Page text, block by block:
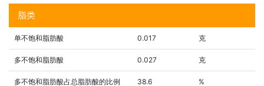
脂类
单不饱和脂肪酸 0.017 克
多不饱和脂肪酸 0.027 克
多不饱和脂肪酸占总脂肪酸的比例 38.6 %